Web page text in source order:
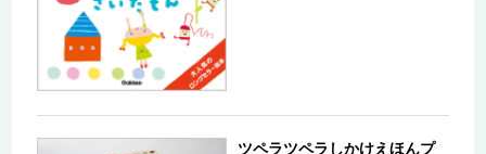
ツペラツペラしかけえほんプ